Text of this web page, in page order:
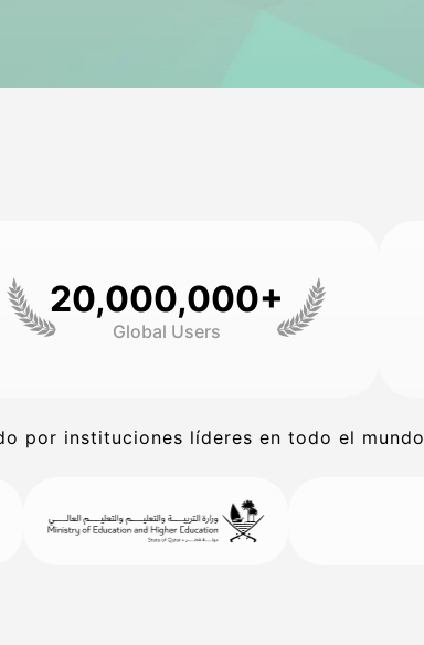
20,000,000+
Global Users
por instituciones líderes en todo el mundo